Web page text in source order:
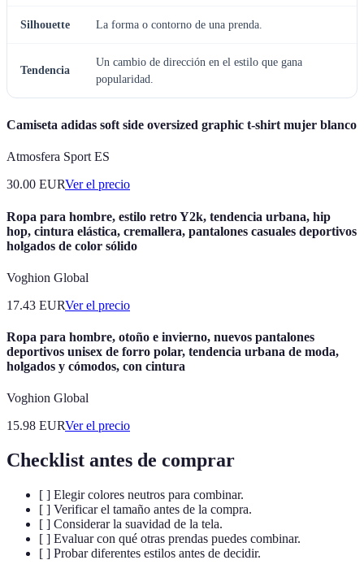
Silhouette La forma o contorno de una prenda.
Tendencia
Un cambio de dirección en el estilo que gana
popularidad.
Camiseta adidas soft side oversized graphic t-shirt mujer blanco
Atmosfera Sport ES
30.00 EURVer el precio
Ropa para hombre, estilo retro Y2k, tendencia urbana, hip
hop, cintura elástica, cremallera, pantalones casuales deportivos
holgados de color sólido
Voghion Global
17.43 EURVer el precio
Ropa para hombre, otoño e invierno, nuevos pantalones
deportivos unisex de forro polar, tendencia urbana de moda,
holgados y cómodos, con cintura
Voghion Global
15.98 EURVer el precio
Checklist antes de comprar
[ ] Elegir colores neutros para combinar.
[ ] Verificar el tamaño antes de la compra.
[ ] Considerar la suavidad de la tela.
[ ] Evaluar con qué otras prendas puedes combinar.
[ ] Probar diferentes estilos antes de decidir.